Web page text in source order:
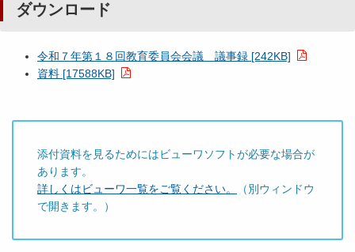
ダウンロード
令和７年第１８回教育委員会会議 議事録 [242KB]
資料 [17588KB]
添付資料を見るためにはビューワソフトが必要な場合が
あります。
詳しくはビューワ一覧をご覧ください。
（別ウィンドウ
で開きます。）